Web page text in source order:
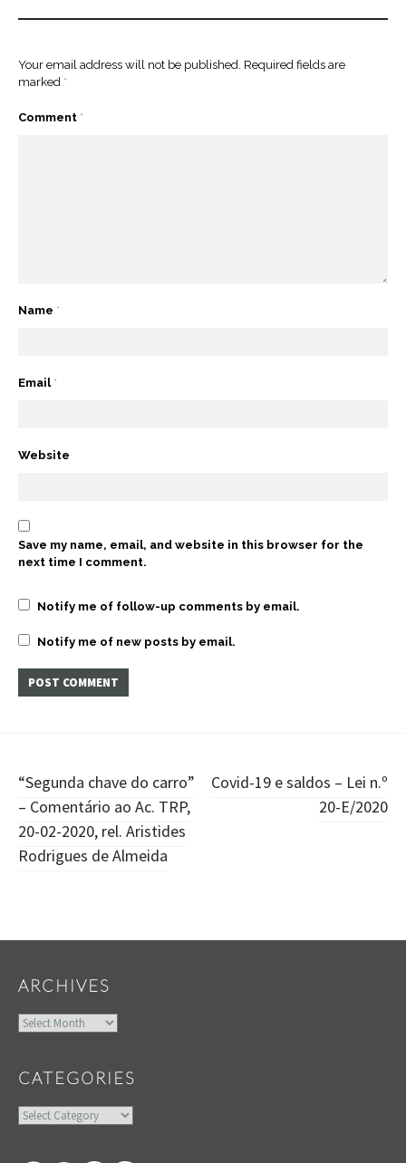
Your email address will not be published. Required fields are
marked *
Comment *
Name *
Email *
Website
Save my name, email, and website in this browser for the
next time I comment.
Notify me of follow-up comments by email.
Notify me of new posts by email.
Post
navigation
“Segunda chave do carro”
– Comentário ao Ac. TRP,
20-02-2020, rel. Aristides
Rodrigues de Almeida
Covid-19 e saldos – Lei n.º
20-E/2020
ARCHIVES
Archives
CATEGORIES
Categories